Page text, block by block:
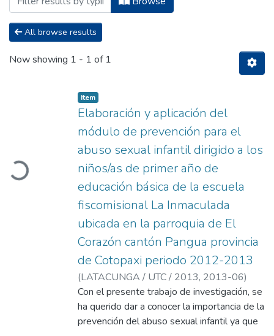
All browse results
Now showing 1 - 1 of 1
Loading...
Item
Elaboración y aplicación del
módulo de prevención para el
abuso sexual infantil dirigido a los
niños/as de primer año de
educación básica de la escuela
fiscomisional La Inmaculada
ubicada en la parroquia de El
Corazón cantón Pangua provincia
de Cotopaxi periodo 2012-2013
(LATACUNGA / UTC / 2013, 2013-06)
Vizcaino Coello, Mayra Alexandra;Defaz
Gallardo, Yolanda Paola
Con el presente trabajo de investigación, se
ha querido dar a conocer la importancia de la
prevención del abuso sexual infantil ya que